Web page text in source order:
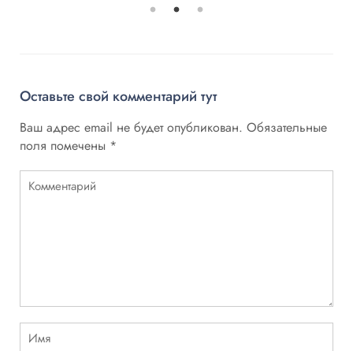
Оставьте свой комментарий тут
Ваш адрес email не будет опубликован. Обязательные
поля помечены *